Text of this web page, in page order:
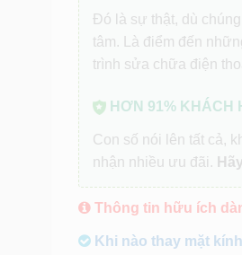
Đó là sự thật, dù
tâm. Là điểm đến
trình sửa chữa điện
HƠN 91% KHÁCH
Con số nói lên tất cả,
nhận nhiều ưu đãi.
Thông tin hữu ích
Khi nào thay mặt